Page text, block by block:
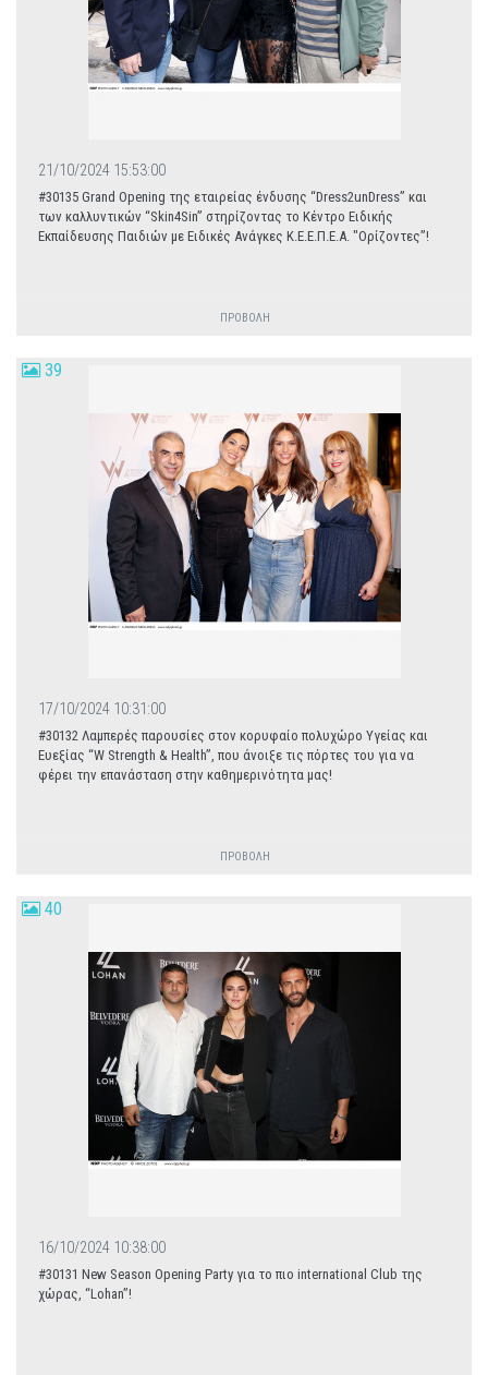
21/10/2024 15:53:00
#30135 Grand Opening της εταιρείας ένδυσης “Dress2unDress” και
των καλλυντικών “Skin4Sin” στηρίζοντας το Κέντρο Ειδικής
Εκπαίδευσης Παιδιών με Ειδικές Ανάγκες Κ.Ε.Ε.Π.Ε.Α. "Ορίζοντες”!
ΠΡΟΒΟΛΗ
39
17/10/2024 10:31:00
#30132 Λαμπερές παρουσίες στον κορυφαίο πολυχώρο Υγείας και
Ευεξίας “W Strength & Health”, που άνοιξε τις πόρτες του για να
φέρει την επανάσταση στην καθημερινότητα μας!
ΠΡΟΒΟΛΗ
40
16/10/2024 10:38:00
#30131 New Season Opening Party για το πιο international Club της
χώρας, “Lohan”!